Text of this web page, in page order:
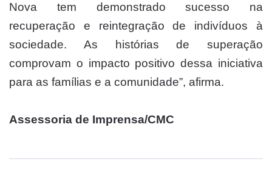
Nova tem demonstrado sucesso na
recuperação e reintegração de indivíduos à
sociedade. As histórias de superação
comprovam o impacto positivo dessa iniciativa
para as famílias e a comunidade”, afirma.
Assessoria de Imprensa/CMC